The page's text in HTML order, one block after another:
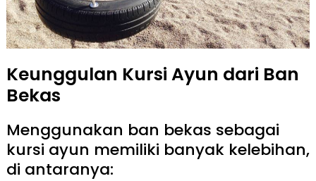
Keunggulan Kursi Ayun dari Ban
Bekas
Menggunakan ban bekas sebagai
kursi ayun memiliki banyak kelebihan,
di antaranya: